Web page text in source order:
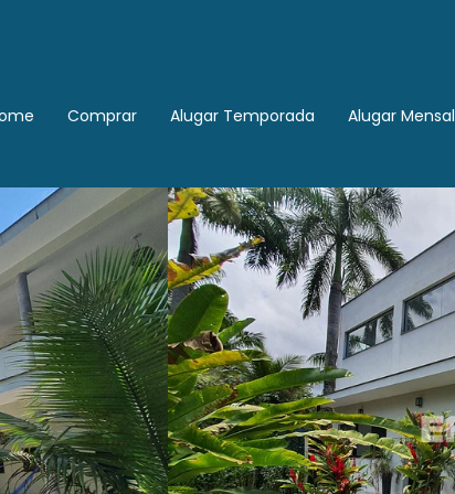
Comprar Alugar Temporada Alugar Mensal